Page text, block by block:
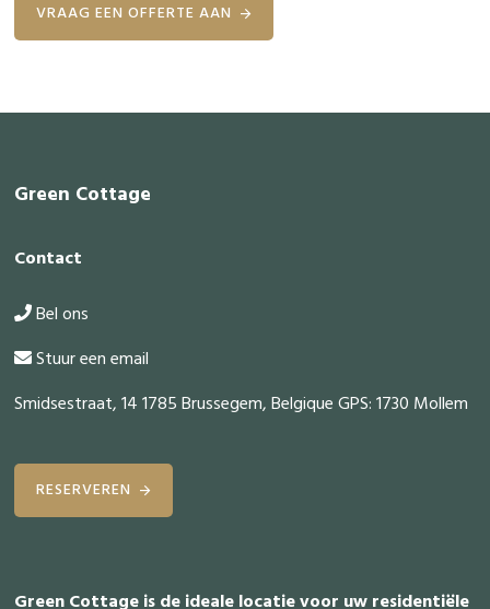
VRAAG EEN OFFERTE AAN
Footer
Green Cottage
Contact
Bel ons
Stuur een email
Smidsestraat, 14 1785 Brussegem, Belgique GPS: 1730 Mollem
RESERVEREN
Green Cottage is de ideale locatie voor uw residentiële